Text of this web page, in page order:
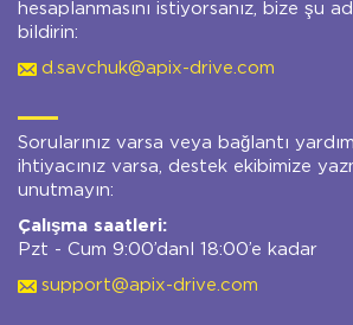
hesaplanmasını istiyorsanız, bize şu
bildirin:
d.savchuk@apix-drive.com
Sorularınız varsa veya bağlantı
ihtiyacınız varsa, destek ekibimize
unutmayın:
Çalışma saatleri:
Pzt - Cum 9:00’danl 18:00’e kadar
support@apix-drive.com